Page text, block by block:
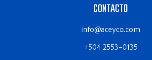
CONTACTO
info@aceyco.com
+504 2553-0135